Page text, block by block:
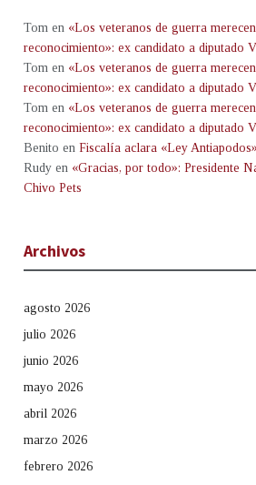
Tom en «Los veteranos de guerra
reconocimiento»: ex candidato a diputado
Tom en «Los veteranos de guerra
reconocimiento»: ex candidato a diputado
Tom en «Los veteranos de guerra
reconocimiento»: ex candidato a diputado
Benito en Fiscalía aclara «Ley
Rudy en «Gracias, por todo»: Presidente
Chivo Pets
Archivos
agosto 2026
julio 2026
junio 2026
mayo 2026
abril 2026
marzo 2026
febrero 2026